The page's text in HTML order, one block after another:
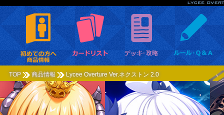
TOP 商品情報 Lycee Overture Ver.ネクストン 2.0